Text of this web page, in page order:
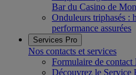
Bar du Casino de
Onduleurs triphasés :
performance assurées
Services Pro
Nos contacts et services
Formulaire de contact
Découvrez le Service